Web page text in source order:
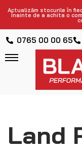
Actualizăm stocurile în
Înainte de a achita o
0765 00 00 65
Land